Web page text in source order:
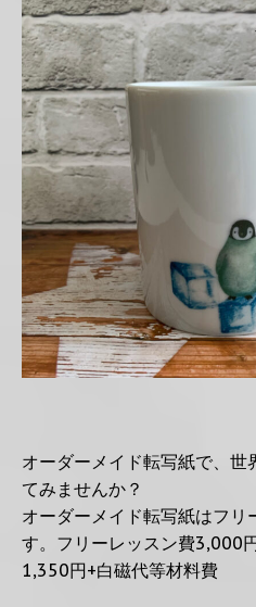
オーダーメイド転写紙で、世
てみませんか？
オーダーメイド転写紙はフリ
す。フリーレッスン費3,000
1,350円+白磁代等材料費